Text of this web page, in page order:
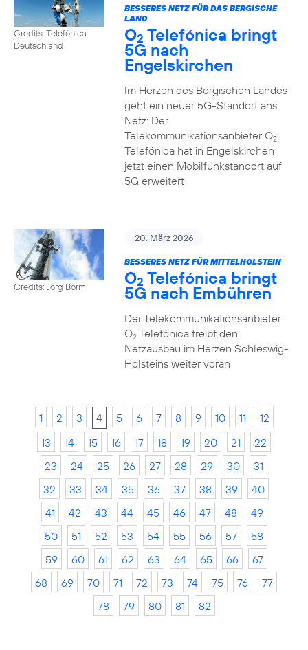
Credits: Telefónica
Deutschland
BESSERES NETZ FÜR DAS BERGISCHE
LAND
O2 Telefónica bringt
5G nach
Engelskirchen
Im Herzen des Bergischen Landes
geht ein neuer 5G-Standort ans
Netz: Der
Telekommunikationsanbieter O2
Telefónica hat in Engelskirchen
jetzt einen Mobilfunkstandort auf
5G erweitert
Credits: Jörg Borm
20. März 2026
BESSERES NETZ FÜR MITTELHOLSTEIN
O2 Telefónica bringt
5G nach Embühren
Der Telekommunikationsanbieter
O2Telefónica treibt den
Netzausbau im Herzen Schleswig-
Holsteins weiter voran
1 2 3 4 5 6 7 8 9 10 11
12
13
14 15 16 17 18 19 20 21
22
23
24 25 26 27 28 29 30
31
32
33 34 35 36 37 38 39
40
41
42 43 44 45 46 47 48
49
50
51 52 53 54 55 56 57
58
59
60 61 62 63 64 65 66
67
68
69 70 71 72 73 74 75 76
77
78
79 80 81 82